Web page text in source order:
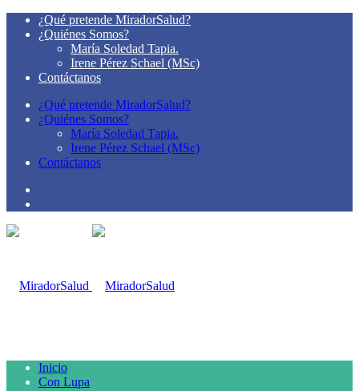
¿Qué pretende MiradorSalud?
¿Quiénes Somos?
María Soledad Tapia.
Irene Pérez Schael (MSc)
Contáctanos
¿Qué pretende MiradorSalud?
¿Quiénes Somos?
María Soledad Tapia.
Irene Pérez Schael (MSc)
Contáctanos
Inicio
Con Lupa